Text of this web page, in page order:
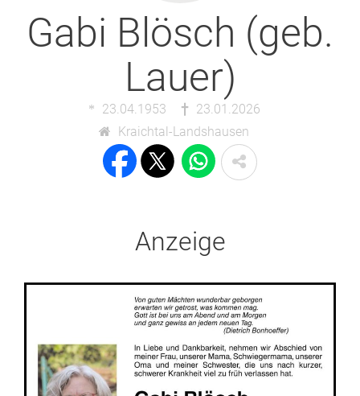
Gabi Blösch (geb.
Lauer)
23.04.1953
23.01.2026
Kraichtal-Landshausen
Anzeige